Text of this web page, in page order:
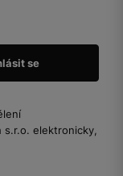
elektronicky,